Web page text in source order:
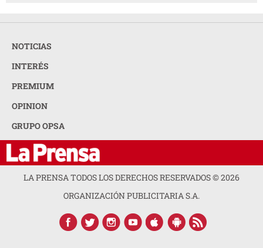
NOTICIAS
INTERÉS
PREMIUM
OPINION
GRUPO OPSA
LA PRENSA TODOS LOS DERECHOS RESERVADOS ©2026
ORGANIZACIÓN PUBLICITARIA S.A.